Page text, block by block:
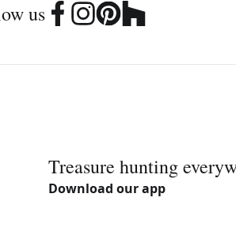
us
Treasure hunting
Download our app